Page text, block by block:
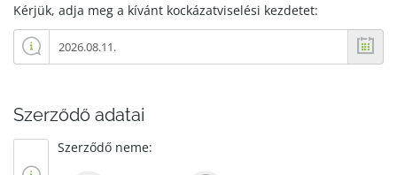
Kérjük, adja meg a kívánt kockázatviselési kezdetet:
Szerződő adatai
Szerződő neme: